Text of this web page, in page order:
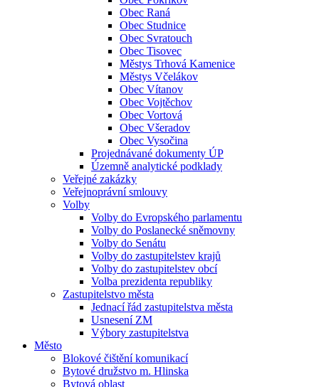
Obec Raná
Obec Studnice
Obec Svratouch
Obec Tisovec
Městys Trhová Kamenice
Městys Včelákov
Obec Vítanov
Obec Vojtěchov
Obec Vortová
Obec Všeradov
Obec Vysočina
Projednávané dokumenty ÚP
Územně analytické podklady
Veřejné zakázky
Veřejnoprávní smlouvy
Volby
Volby do Evropského parlamentu
Volby do Poslanecké sněmovny
Volby do Senátu
Volby do zastupitelstev krajů
Volby do zastupitelstev obcí
Volba prezidenta republiky
Zastupitelstvo města
Jednací řád zastupitelstva města
Usnesení ZM
Výbory zastupitelstva
Město
Blokové čištění komunikací
Bytové družstvo m. Hlinska
Bytová oblast